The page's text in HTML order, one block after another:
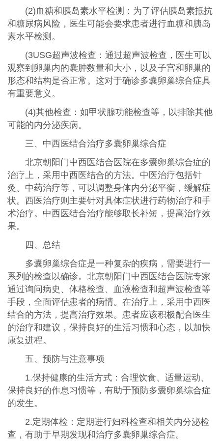
(2)血糖和胰岛素水平检测：为了评估胰岛素抵抗
和糖尿病风险，医生可能会要求患者进行血糖和胰岛
素水平检测。
(3USG超声波检查：通过超声波检查，医生可以
观察到卵巢内的囊肿数量和大小，以及子宫和卵巢的
形态和结构是否正常。这对于确诊多囊卵巢综合症具
有重要意义。
(4)其他检查：如甲状腺功能检查等，以排除其他
可能的内分泌疾病。
三、中西医结合治疗多囊卵巢综合症
北京朝阳门中西医结合医院在多囊卵巢综合症的
治疗上，采用中西医结合的方法。中医治疗包括针
灸、中药治疗等，可以调整身体内分泌平衡，缓解症
状。西医治疗则主要针对具体症状进行药物治疗和手
术治疗。中西医结合治疗能够取长补短，提高治疗效
果。
四、总结
多囊卵巢综合症是一种复杂的疾病，需要进行一
系列的检查以确诊。北京朝阳门中西医结合医院专家
通过询问病史、体格检查、血液检查和超声波检查等
手段，全面评估患者的病情。在治疗上，采用中西医
结合的方法，提高治疗效果。患者应该积极配合医生
的治疗和建议，保持良好的生活习惯和心态，以加快
康复进程。
五、预防与注意事项
1.保持健康的生活方式：合理饮食、适量运动、
保持良好的作息习惯等，有助于预防多囊卵巢综合症
的发生。
2.定期体检：定期进行妇科检查和相关内分泌检
查，有助于早期发现和治疗多囊卵巢综合症。